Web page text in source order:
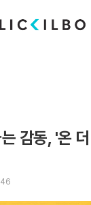
감동, '온